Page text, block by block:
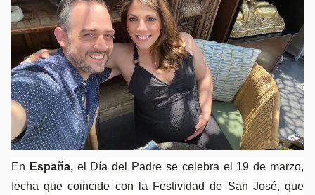
En España, el Día del Padre se celebra el 19 de marzo,
fecha que coincide con la Festividad de San José, que